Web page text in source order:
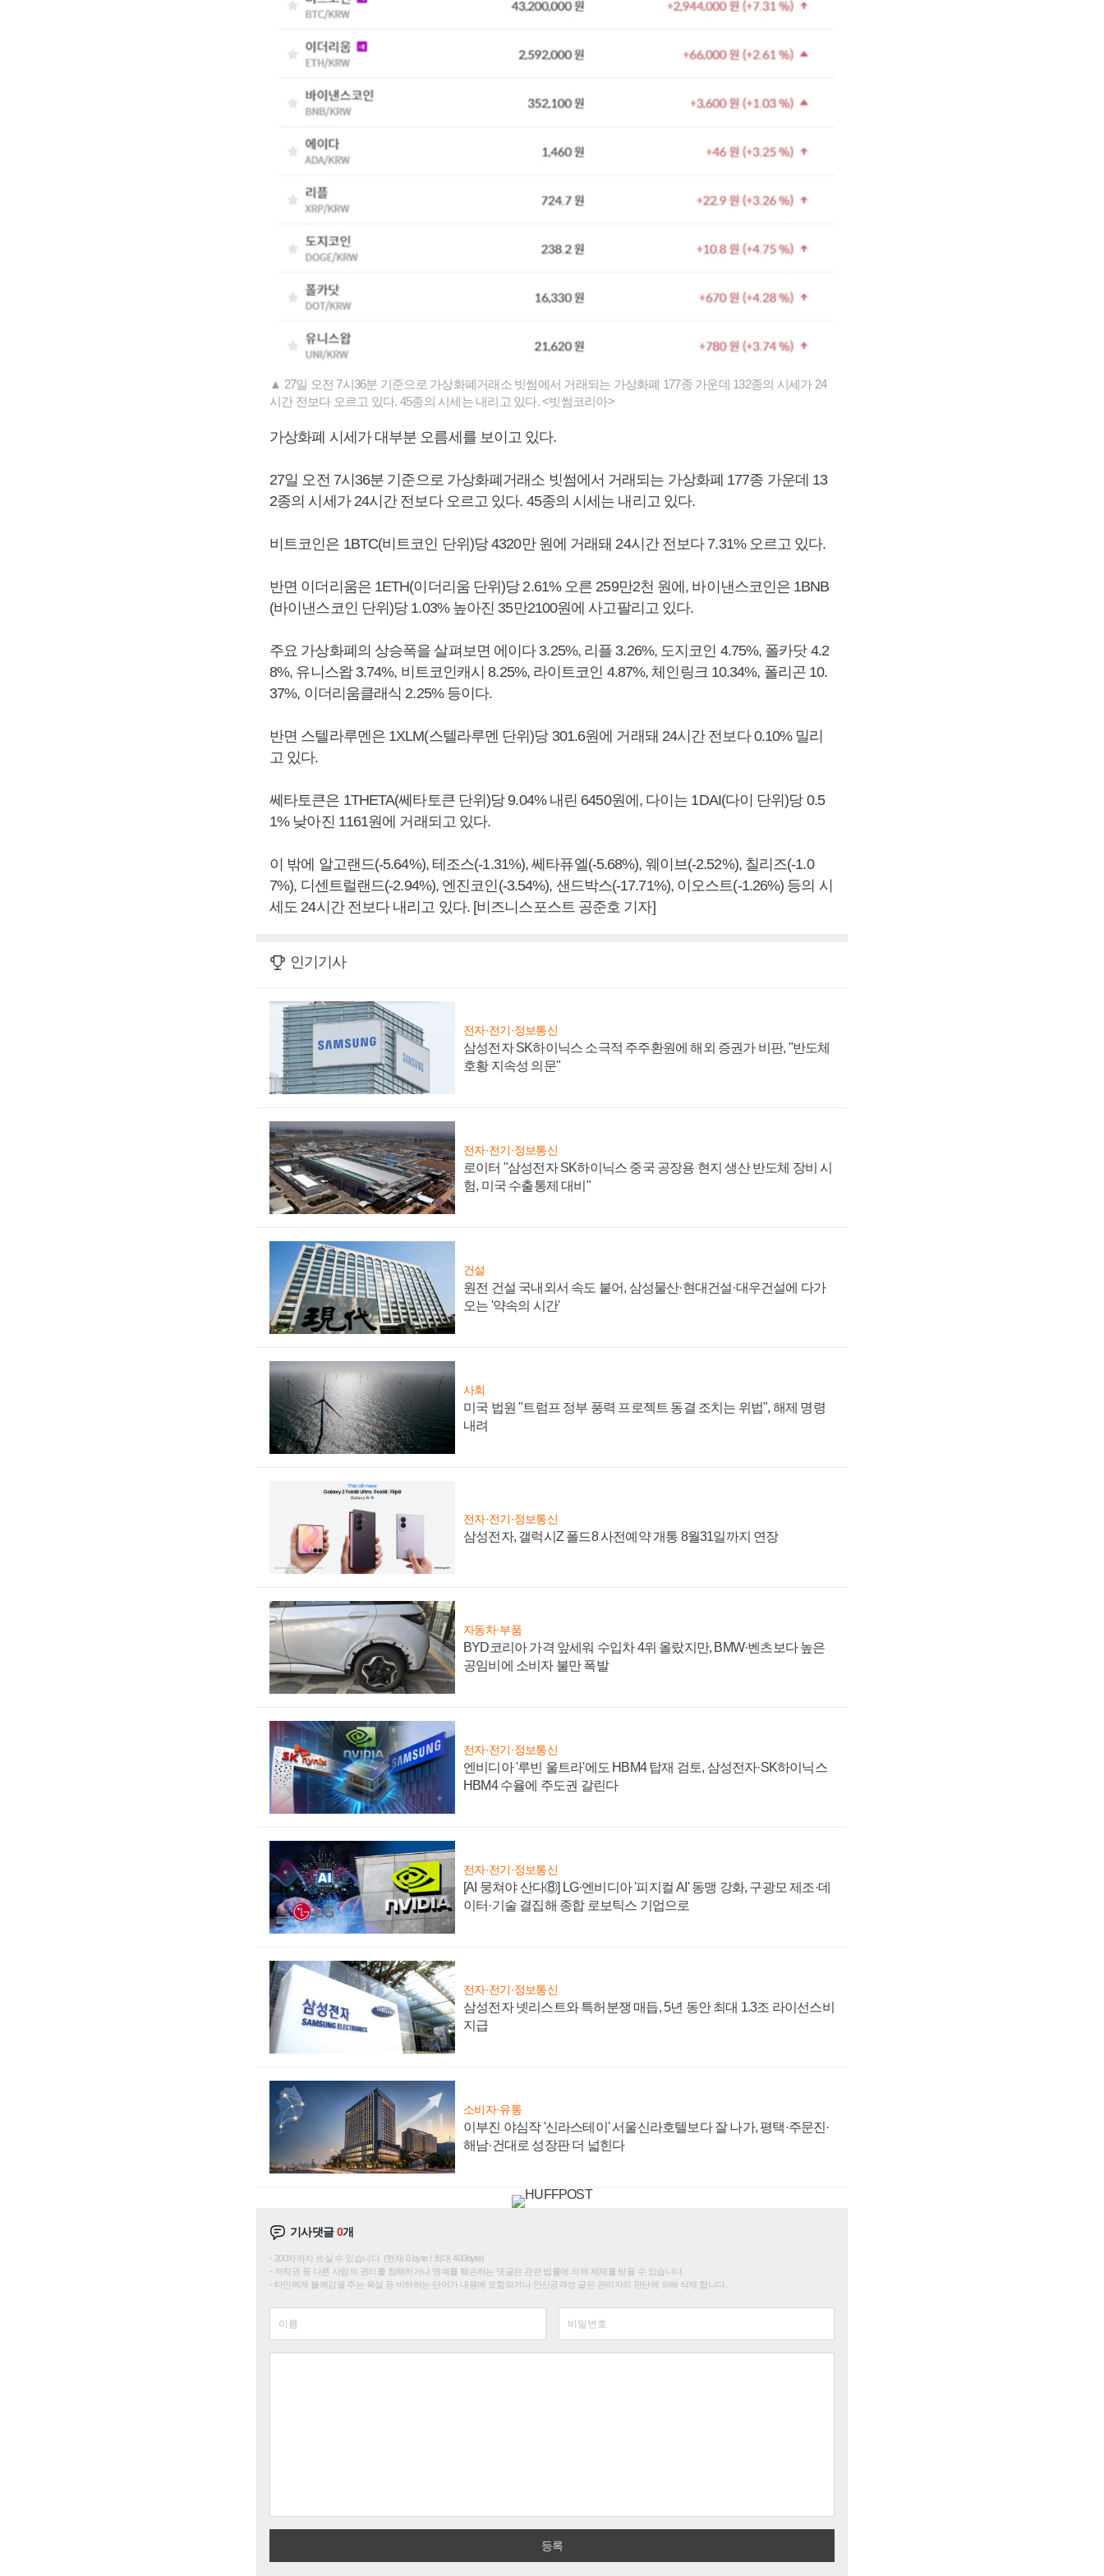
▲ 27일 오전 7시36분 기준으로 가상화폐거래소 빗썸에서 거래되는 가상화폐 177종 가운데 132종의 시세가 24
시간 전보다 오르고 있다. 45종의 시세는 내리고 있다. <빗썸코리아>
가상화폐 시세가 대부분 오름세를 보이고 있다.
27일 오전 7시36분 기준으로 가상화폐거래소 빗썸에서 거래되는 가상화폐 177종 가운데 13
2종의 시세가 24시간 전보다 오르고 있다. 45종의 시세는 내리고 있다.
비트코인은 1BTC(비트코인 단위)당 4320만 원에 거래돼 24시간 전보다 7.31% 오르고 있다.
반면 이더리움은 1ETH(이더리움 단위)당 2.61% 오른 259만2천 원에, 바이낸스코인은 1BNB
(바이낸스코인 단위)당 1.03% 높아진 35만2100원에 사고팔리고 있다.
주요 가상화폐의 상승폭을 살펴보면 에이다 3.25%, 리플 3.26%, 도지코인 4.75%, 폴카닷 4.2
8%, 유니스왑 3.74%, 비트코인캐시 8.25%, 라이트코인 4.87%, 체인링크 10.34%, 폴리곤 10.
37%, 이더리움클래식 2.25% 등이다.
반면 스텔라루멘은 1XLM(스텔라루멘 단위)당 301.6원에 거래돼 24시간 전보다 0.10% 밀리
고 있다.
쎄타토큰은 1THETA(쎄타토큰 단위)당 9.04% 내린 6450원에, 다이는 1DAI(다이 단위)당 0.5
1% 낮아진 1161원에 거래되고 있다.
이 밖에 알고랜드(-5.64%), 테조스(-1.31%), 쎄타퓨엘(-5.68%), 웨이브(-2.52%), 칠리즈(-1.0
7%), 디센트럴랜드(-2.94%), 엔진코인(-3.54%), 샌드박스(-17.71%), 이오스트(-1.26%) 등의 시
세도 24시간 전보다 내리고 있다. [비즈니스포스트 공준호 기자]
인기기사
전자·전기·정보통신
삼성전자 SK하이닉스 소극적 주주환원에 해외 증권가 비판, "반도체
호황 지속성 의문"
전자·전기·정보통신
로이터 "삼성전자 SK하이닉스 중국 공장용 현지 생산 반도체 장비 시
험, 미국 수출통제 대비"
건설
원전 건설 국내외서 속도 붙어, 삼성물산·현대건설·대우건설에 다가
오는 '약속의 시간'
사회
미국 법원 "트럼프 정부 풍력 프로젝트 동결 조치는 위법", 해제 명령
내려
전자·전기·정보통신
삼성전자, 갤럭시Z 폴드8 사전예약 개통 8월31일까지 연장
자동차·부품
BYD코리아 가격 앞세워 수입차 4위 올랐지만, BMW·벤츠보다 높은
공임비에 소비자 불만 폭발
전자·전기·정보통신
엔비디아 '루빈 울트라'에도 HBM4 탑재 검토, 삼성전자·SK하이닉스
HBM4 수율에 주도권 갈린다
전자·전기·정보통신
[AI 뭉쳐야 산다⑧] LG·엔비디아 '피지컬 AI' 동맹 강화, 구광모 제조·데
이터·기술 결집해 종합 로보틱스 기업으로
전자·전기·정보통신
삼성전자 넷리스트와 특허분쟁 매듭, 5년 동안 최대 1.3조 라이선스비
지급
소비자·유통
이부진 야심작 '신라스테이' 서울신라호텔보다 잘 나가, 평택·주문진·
해남·건대로 성장판 더 넓힌다
기사댓글0개
200자까지 쓰실 수 있습니다. (현재 0 byte / 최대 400byte)
저작권 등 다른 사람의 권리를 침해하거나 명예를 훼손하는 댓글은 관련 법률에 의해 제재를 받을 수 있습니다.
타인에게 불쾌감을 주는 욕설 등 비하하는 단어가 내용에 포함되거나 인신공격성 글은 관리자의 판단에 의해 삭제 합니다.